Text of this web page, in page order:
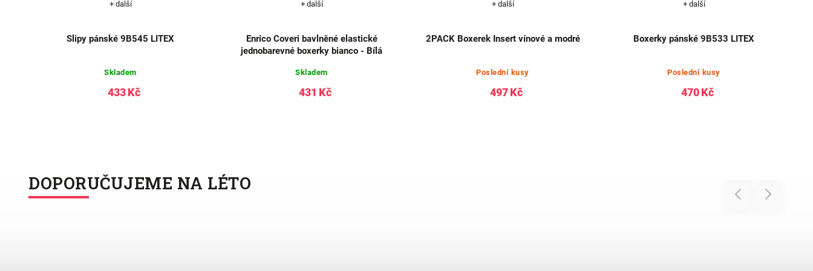
+ další
Slipy pánské 9B545 LITEX
Skladem
433 Kč
+ další
Enrico Coveri bavlněné elastické
jednobarevné boxerky bianco - Bílá
Skladem
431 Kč
+ další
2PACK Boxerek Insert vínové a modré
Poslední kusy
497 Kč
+ další
Boxerky pánské 9B533 LITEX
Poslední kusy
470 Kč
DOPORUČUJEME NA LÉTO
Previous Next